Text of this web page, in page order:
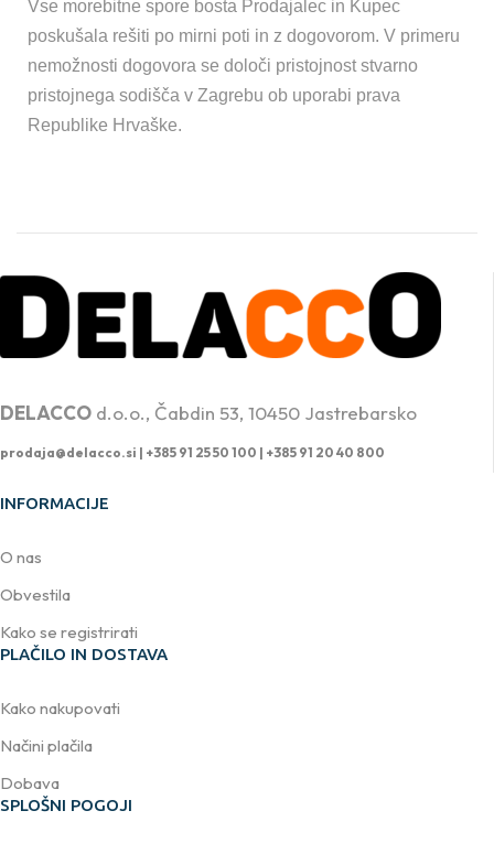
Vse morebitne spore bosta Prodajalec in Kupec
poskušala rešiti po mirni poti in z dogovorom. V primeru
nemožnosti dogovora se določi pristojnost stvarno
pristojnega sodišča v Zagrebu ob uporabi prava
Republike Hrvaške.
DELACCO d.o.o., Čabdin 53, 10450 Jastrebarsko
prodaja@delacco.si | +385 91 25 50 100 | +385 91 20 40 800
INFORMACIJE
O nas
Obvestila
Kako se registrirati
PLAČILO IN DOSTAVA
Kako nakupovati
Načini plačila
Dobava
SPLOŠNI POGOJI